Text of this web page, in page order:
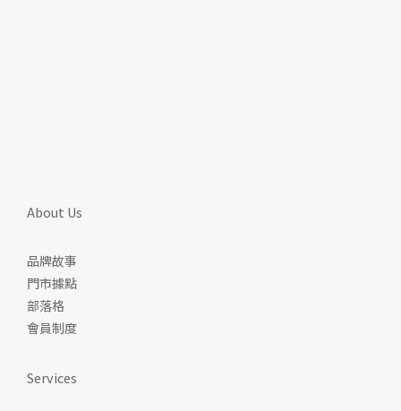
About Us
品牌故事
門市據點
部落格
會員制度
Services